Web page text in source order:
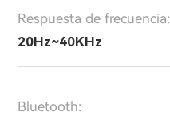
Respuesta de frecuencia:
20Hz~40KHz
Bluetooth: